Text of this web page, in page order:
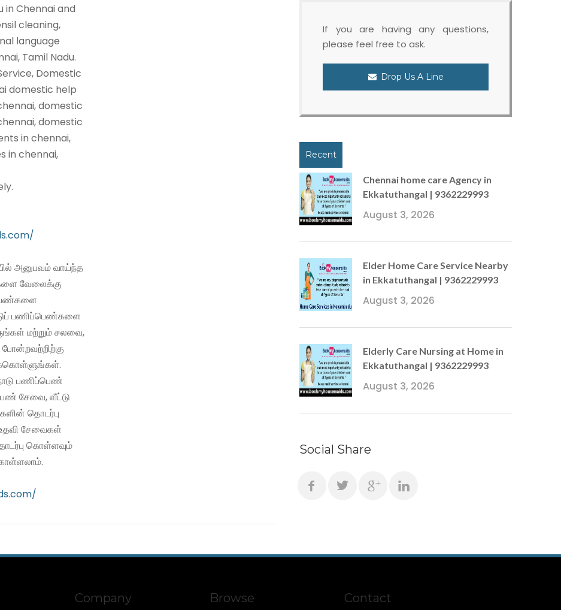
in Chennai and
cleaning,
language
Tamil Nadu.
Domestic
domestic help
domestic
domestic
in chennai,
in chennai,
அனுபவம் வாய்ந்த
வேலைக்கு
பணிப்பெண்களை
மற்றும் சலவை,
போன்றவற்றிற்கு
பணிப்பெண்
சேவை, வீட்டு
தொடர்பு
உதவி சேவைகள்
கொள்ளவும்
If you are having any questions,
please feel free to ask.
Drop Us A Line
Recent
Chennai home care Agency in
Ekkatuthangal | 9362229993
August 3, 2026
Elder Home Care Service Nearby
in Ekkatuthangal | 9362229993
August 3, 2026
Elderly Care Nursing at Home in
Ekkatuthangal | 9362229993
August 3, 2026
Social Share
Company Browse Contact